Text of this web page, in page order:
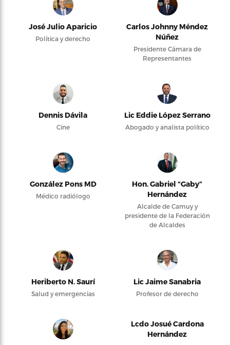
José Julio Aparicio
Política y derecho
Carlos Johnny Méndez
Núñez
Presidente Cámara de
Representantes
Dennis Dávila
Cine
Lic Eddie López Serrano
Abogado y analista político
González Pons MD
Médico radiólogo
Hon. Gabriel “Gaby”
Hernández
Alcalde de Camuy y
presidente de la Federación
de Alcaldes
Heriberto N. Saurí
Salud y emergencias
Lic Jaime Sanabria
Profesor de derecho
Lcdo Josué Cardona
Hernández